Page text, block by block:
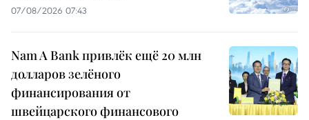
07/08/2026 07:43
Nam A Bank привлёк ещё 20 млн
долларов зелёного
финансирования от
швейцарского финансового